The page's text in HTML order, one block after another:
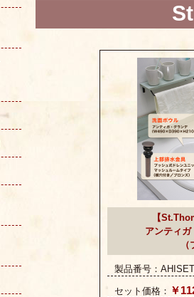
【
アンティ
製品番号：
セット価格： ￥